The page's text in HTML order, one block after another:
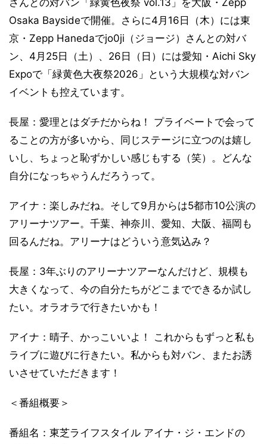
さんとの対バン「緑黄色夜祭 vol.13」を大阪・Zepp
Osaka Baysideで開催。さらに4月16日（木）には東
京・Zepp Hanedaでjo0ji（ジョージ）さんとの対バ
ン、4月25日（土）、26日（日）には愛知・Aichi Sky
Expoで「緑黄色大夜祭2026」という大規模な対バン
イベントも控えています。
長屋：愛理とはダチだからね！ プライベートで会って
ることの方が多いから、同じステージに立つのは嬉し
いし、ちょっと恥ずかしい感じもする（笑）。どんな
自分になっちゃうんだろうって。
アイナ：楽しみだね。そして9月からは5都市10公演の
アリーナツアー。千葉、神奈川、愛知、大阪、福岡も
回るんだね。アリーナはどういう意気込み？
長屋：3年ぶりのアリーナツアーなんだけど、規模も
大きくなって、今の自分たちがどこまでできるか試し
たい。オラオラで行きたいかも！
アイナ：晴子、かっこいいよ！ これからもずっと私も
ライブに遊びに行きたい。私からも対バン、またお誘
いさせていただきます！
＜番組概要＞
番組名：東芝ライフスタイル アイナ・ジ・エンドの